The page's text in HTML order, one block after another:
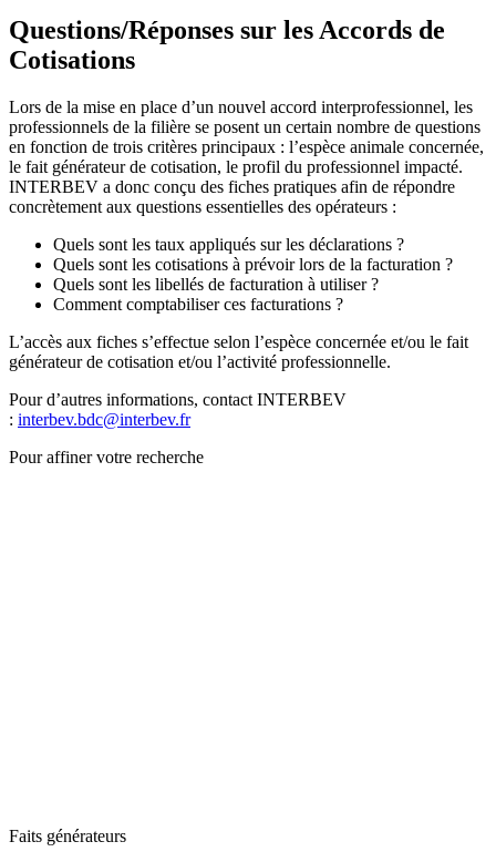
Questions/Réponses sur les Accords de
Cotisations
Lors de la mise en place d’un nouvel accord interprofessionnel, les
professionnels de la filière se posent un certain nombre de questions
en fonction de trois critères principaux : l’espèce animale concernée,
le fait générateur de cotisation, le profil du professionnel impacté.
INTERBEV a donc conçu des fiches pratiques afin de répondre
concrètement aux questions essentielles des opérateurs :
Quels sont les taux appliqués sur les déclarations ?
Quels sont les cotisations à prévoir lors de la facturation ?
Quels sont les libellés de facturation à utiliser ?
Comment comptabiliser ces facturations ?
L’accès aux fiches s’effectue selon l’espèce concernée et/ou le fait
générateur de cotisation et/ou l’activité professionnelle.
Pour d’autres informations, contact INTERBEV
: interbev.bdc@interbev.fr
Pour affiner votre recherche
Faits générateurs